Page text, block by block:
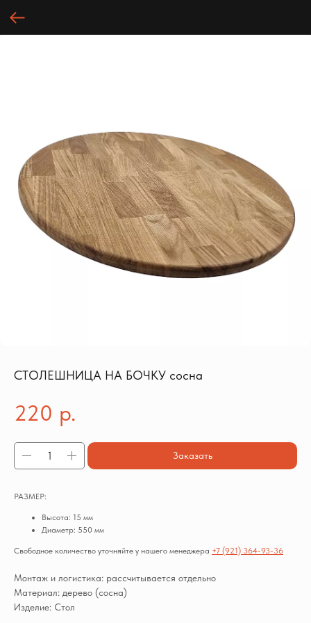
СТОЛЕШНИЦА НА БОЧКУ сосна
220 р.
Заказать
РАЗМЕР:
Высота: 15 мм
Диаметр: 550 мм
Свободное количество уточняйте у нашего менеджера +7 (921) 364-93-36
Монтаж и логистика: рассчитывается отдельно
Материал: дерево (сосна)
Изделие: Стол